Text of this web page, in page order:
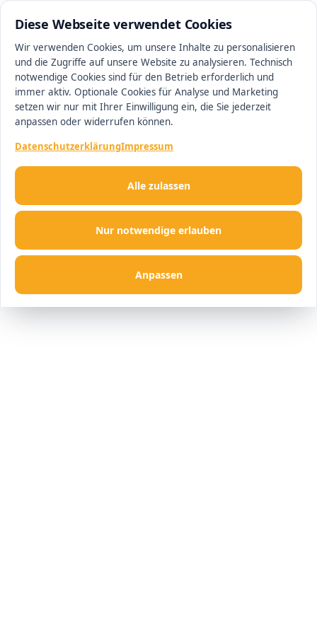
Diese Webseite verwendet Cookies
Wir verwenden Cookies, um unsere Inhalte zu personalisieren
und die Zugriffe auf unsere Website zu analysieren. Technisch
notwendige Cookies sind für den Betrieb erforderlich und
immer aktiv. Optionale Cookies für Analyse und Marketing
setzen wir nur mit Ihrer Einwilligung ein, die Sie jederzeit
anpassen oder widerrufen können.
DatenschutzerklärungImpressum
Nur notwendige erlauben
Anpassen
Alle zulassen